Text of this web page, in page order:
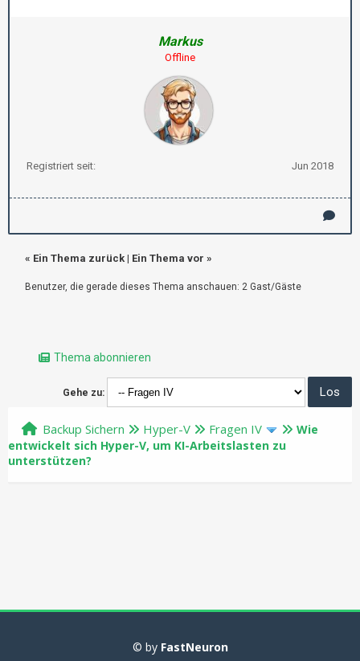
Markus
Offline
Registriert seit: Jun 2018
« Ein Thema zurück | Ein Thema vor »
Benutzer, die gerade dieses Thema anschauen: 2 Gast/Gäste
Thema abonnieren
Gehe zu:
Backup Sichern Hyper-V Fragen IV
Wie
entwickelt sich Hyper-V, um KI-Arbeitslasten zu
unterstützen?
© by FastNeuron